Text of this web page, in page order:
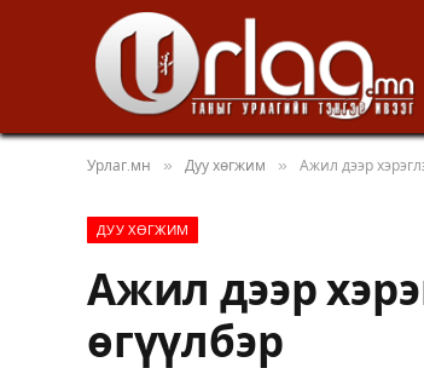
Урлаг.мн » Дуу хөгжим » Ажил дээр
ДУУ ХӨГЖИМ
Ажил дээр
өгүүлбэр